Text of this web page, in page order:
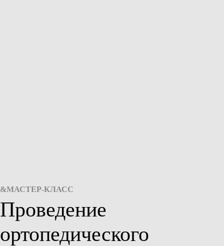
&МАСТЕР-КЛАСС
Проведение
ортопедического